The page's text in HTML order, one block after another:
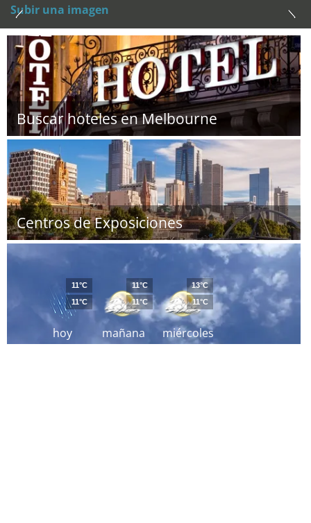
Subir una imagen
Buscar hoteles en Melbourne
Centros de Exposiciones
hoy
11°C
11°C
mañana
11°C
11°C
miércoles
13°C
11°C